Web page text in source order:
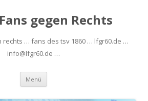
gegen Rechts
… fans des tsv 1860 … lfgr60.de …
info@lfgr60.de …
Menü Zum
springen